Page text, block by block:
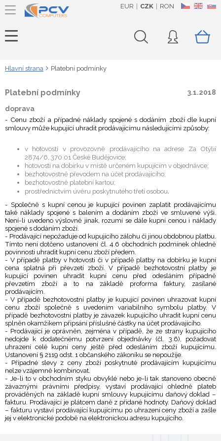
CZ EN SK
EUR CZK RON
Hlavní strana Platební podmínky
Platební podmínky 3.1.2018
doprava
- Cenu zboží a případné náklady spojené s dodáním zboží dle kupní
smlouvy může kupující uhradit prodávajícímu následujícími způsoby:
v hotovosti v provozovně prodávajícího na adrese Za Otýlií
2874/6, 370 01 České Budějovice;
hotovosti na dobírku v místě určeném kupujícím v objednávce;
bezhotovostně převodem na účet prodávajícího;
bezhotovostně platební kartou;
prostřednictvím úvěru poskytnutého třetí osobou.
- Společně s kupní cenou je kupující povinen zaplatit prodávajícímu
také náklady spojené s balením a dodáním zboží ve smluvené výši.
Není-li uvedeno výslovně jinak, rozumí se dále kupní cenou i náklady
spojené s dodáním zboží.
- Prodávající nepožaduje od kupujícího zálohu či jinou obdobnou platbu.
Tímto není dotčeno ustanovení čl. 4.6 obchodních podmínek ohledně
povinnosti uhradit kupní cenu zboží předem.
- V případě platby v hotovosti či v případě platby na dobírku je kupní
cena splatná při převzetí zboží. V případě bezhotovostní platby je
kupující povinen uhradit kupní cenu před odesláním případně
převzetím zboží a to na základě proforma faktury, zasílané
prodávajícím.
- V případě bezhotovostní platby je kupující povinen uhrazovat kupní
cenu zboží společně s uvedením variabilního symbolu platby. V
případě bezhotovostní platby je závazek kupujícího uhradit kupní cenu
splněn okamžikem připsání příslušné částky na účet prodávajícího.
- Prodávající je oprávněn, zejména v případě, že ze strany kupujícího
nedojde k dodatečnému potvrzení objednávky (čl. 3.6), požadovat
uhrazení celé kupní ceny ještě před odesláním zboží kupujícímu.
Ustanovení § 2119 odst. 1 občanského zákoníku se nepoužije.
- Případné slevy z ceny zboží poskytnuté prodávajícím kupujícímu
nelze vzájemně kombinovat.
- Je-li to v obchodním styku obvyklé nebo je-li tak stanoveno obecně
závaznými právními předpisy, vystaví prodávající ohledně plateb
prováděných na základě kupní smlouvy kupujícímu daňový doklad –
fakturu. Prodávající je plátcem daně z přidané hodnoty. Daňový doklad
– fakturu vystaví prodávající kupujícímu po uhrazení ceny zboží a zašle
jej v elektronické podobě na elektronickou adresu kupujícího.